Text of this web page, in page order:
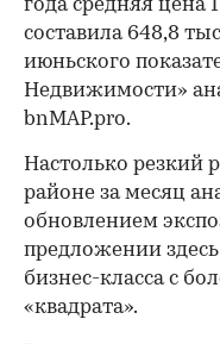
года средняя цена
составила 648,8
июньского
Недвижимости»
bnMAP.pro.
Настолько резкий
районе за месяц
обновлением
предложении
бизнес-класса с
«квадрата».